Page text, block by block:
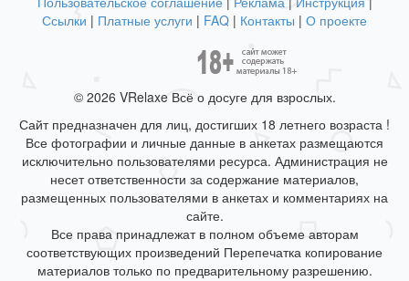
Ссылки | Платные услуги | FAQ | Контакты | О проекте
© 2026 VRelaxe Всё о досуге для взрослых.
Сайт предназначен для лиц, достигших 18 летнего возраста !
Все фотографии и личные данные в анкетах размещаются
исключительно пользователями ресурса. Администрация не
несет ответственности за содержание материалов,
размещенных пользователями в анкетах и комментариях на
сайте.
Все права принадлежат в полном объеме авторам
соответствующих произведений Перепечатка копирование
материалов только по предварительному разрешению.